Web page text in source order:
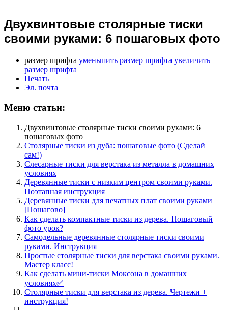
Двухвинтовые столярные тиски
своими руками: 6 пошаговых фото
размер шрифта уменьшить размер шрифта увеличить
размер шрифта
Печать
Эл. почта
Меню статьи:
Двухвинтовые столярные тиски своими руками: 6
пошаговых фото
Столярные тиски из дуба: пошаговые фото (Сделай
сам!)
Слесарные тиски для верстака из металла в домашних
условиях
Деревянные тиски с низким центром своими руками.
Поэтапная инструкция
Деревянные тиски для печатных плат своими руками
[Пошагово]
Как сделать компактные тиски из дерева. Пошаговый
фото урок?
Самодельные деревянные столярные тиски своими
руками. Инструкция
Простые столярные тиски для верстака своими руками.
Мастер класс!
Как сделать мини-тиски Моксона в домашних
условиях✅
Столярные тиски для верстака из дерева. Чертежи +
инструкция!